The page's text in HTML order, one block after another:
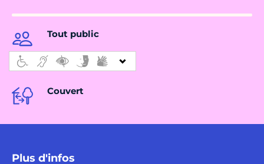
Tout public
Couvert
Plus d'infos